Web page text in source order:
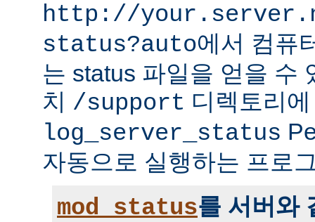
http://
status?auto에서 컴퓨
는 status 파일을 얻을 수
치 /support 디렉토리
log_server_status
자동으로 실행하는 프로
mod_status를 서버와